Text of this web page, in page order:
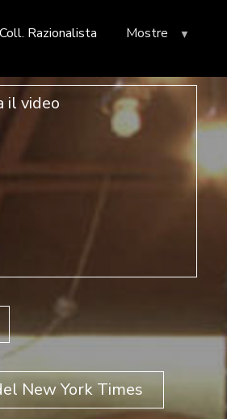
Coll. Razionalista Mostre
il video
New York Times